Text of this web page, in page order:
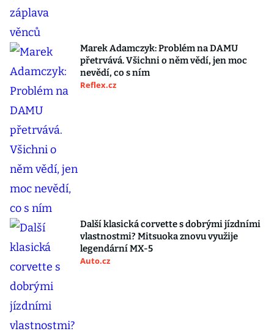
Marek Adamczyk: Problém na DAMU
přetrvává. Všichni o něm vědí, jen moc
nevědí, co s ním
Reflex.cz
Další klasická corvette s dobrými jízdními
vlastnostmi? Mitsuoka znovu využije
legendární MX-5
Auto.cz